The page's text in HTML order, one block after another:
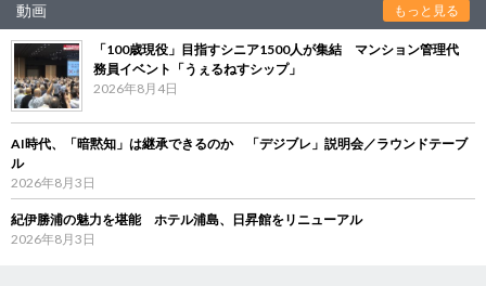
動画 もっと見る
「100歳現役」目指すシニア1500人が集結 マンション管理代
務員イベント「うぇるねすシップ」
2026年8月4日
AI時代、「暗黙知」は継承できるのか 「デジブレ」説明会／ラウンドテーブ
ル
2026年8月3日
紀伊勝浦の魅力を堪能 ホテル浦島、日昇館をリニューアル
2026年8月3日